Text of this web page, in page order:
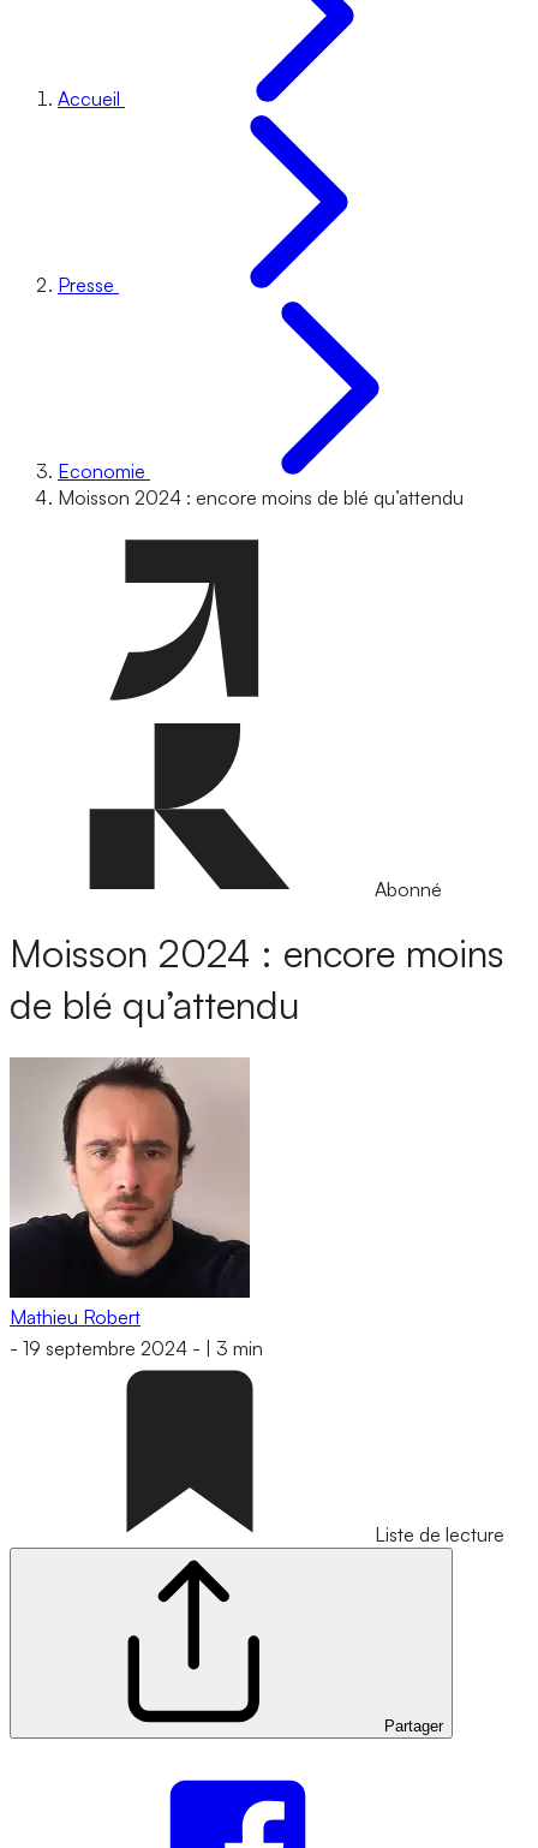
Accueil
Presse
Economie
Moisson 2024 : encore moins de blé qu’attendu
Abonné
Moisson 2024 : encore moins
de blé qu’attendu
Mathieu Robert
- 19 septembre 2024 - 3 min
Liste de lecture
Partager